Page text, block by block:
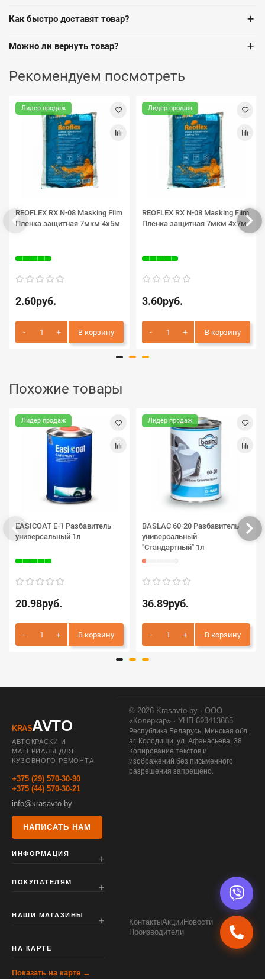
Как быстро доставят товар? +
Можно ли вернуть товар? +
Рекомендуем посмотреть
Лидер продаж
REOFLEX RX N-08 Masking Film
Пленка защитная 7мкм 4х5м
2.60руб.
В корзину
Лидер продаж
REOFLEX RX N-08 Masking Film
Пленка защитная 7мкм 4х7м
3.60руб.
В корзину
Похожие товары
Лидер продаж
EASICOAT E-1 Разбавитель
универсальный 1л
20.98руб.
В корзину
Лидер продаж
BASLAC 60-20 Разбавитель
универсальный
"Стандартный" 1л
36.89руб.
В корзину
KRASAVTO
АВТОКРАСКИ И
МАТЕРИАЛЫ ДЛЯ
КУЗОВНОГО РЕМОНТА
+375 (29) 570-30-90
+375 (44) 570-30-21
info@krasavto.by
НАПИСАТЬ НАМ
ИНФОРМАЦИЯ
ПОКУПАТЕЛЯМ
НАШИ МАГАЗИНЫ
НА КАРТЕ
Показать на карте →
© 2026 Krasavto.by · ООО
«Колеркар» · УНП 693413665
Республика Беларусь, Минская обл.,
аг. Колодищи, ул. Афанасьева, 38
Копирование текстов и
изображений без письменного
разрешения запрещено.
КонтактыАкцииНовости
Производители